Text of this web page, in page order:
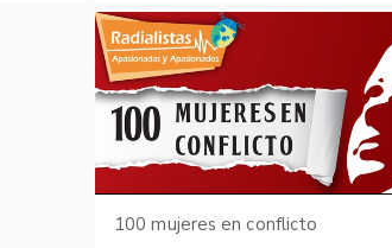
100 mujeres en conflicto